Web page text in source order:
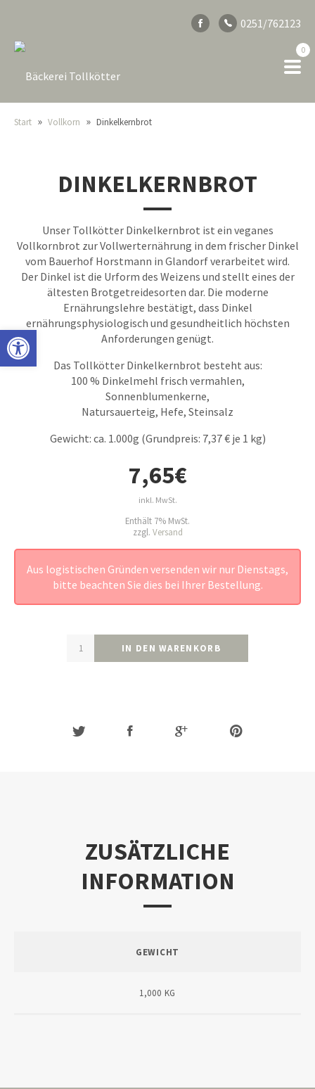
0251/762123
0
Start » Vollkorn » Dinkelkernbrot
DINKELKERNBROT
Unser Tollkötter Dinkelkernbrot ist ein veganes
Vollkornbrot zur Vollwerternährung in dem frischer Dinkel
vom Bauerhof Horstmann in Glandorf verarbeitet wird.
Der Dinkel ist die Urform des Weizens und stellt eines der
ältesten Brotgetreidesorten dar. Die moderne
Ernährungslehre bestätigt, dass Dinkel
ernährungsphysiologisch und gesundheitlich höchsten
Anforderungen genügt.
Das Tollkötter Dinkelkernbrot besteht aus:
100 % Dinkelmehl frisch vermahlen,
Sonnenblumenkerne,
Natursauerteig, Hefe, Steinsalz
Gewicht: ca. 1.000g (Grundpreis: 7,37 € je 1 kg)
7,65€
inkl. MwSt.
Enthält 7% MwSt.
zzgl. Versand
Aus logistischen Gründen versenden wir nur Dienstags,
bitte beachten Sie dies bei Ihrer Bestellung.
IN DEN WARENKORB
ZUSÄTZLICHE
INFORMATION
GEWICHT
1,000 KG
Open toolbar